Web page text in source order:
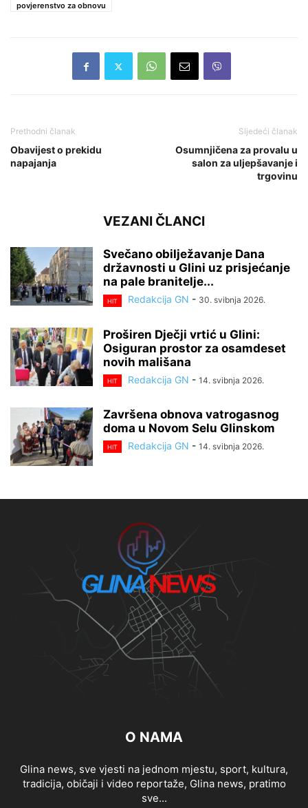
povjerenstvo za obnovu
Prethodni članak
Obavijest o prekidu
napajanja
Sljedeći članak
Osumnjičena za provalu u
salon za uljepšavanje i
trgovinu
VEZANI ČLANCI
Svečano obilježavanje Dana
državnosti u Glini uz prisjećanje
na pale branitelje...
HIT Redakcija GN - 30. svibnja 2026.
Proširen Dječji vrtić u Glini:
Osiguran prostor za osamdeset
novih mališana
HIT Redakcija GN - 14. svibnja 2026.
Završena obnova vatrogasnog
doma u Novom Selu Glinskom
HIT Redakcija GN - 14. svibnja 2026.
O NAMA
Glina news, sve vjesti na jednom mjestu, sport, kultura,
tradicija, običaji i video reportaže, Glina news, pratimo
sve...